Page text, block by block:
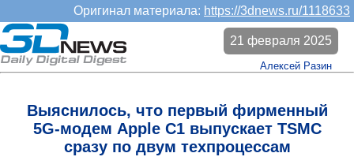
Оригинал материала: https://3dnews.ru/1118633
Выяснилось, что первый фирменный
5G-модем Apple C1 выпускает TSMC
сразу по двум техпроцессам
21 февраля 2025
Алексей Разин